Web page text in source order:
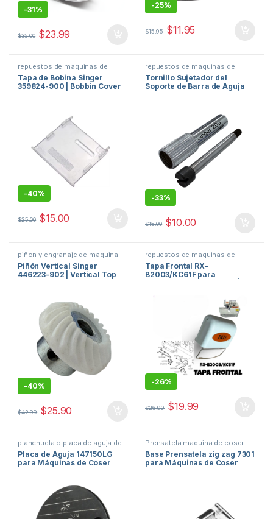
-31%
$35.00 $23.99
-25%
$15.95 $11.95
repuestos de maquinas de
coser ,Tapa de maquina de
coser
Tapa de Bobina Singer
359824-900 | Bobbin Cover
-40%
$25.00 $15.00
repuestos de maquinas de
coser,Tornillos de Maquinas De
Coser
Tornillo Sujetador del
Soporte de Barra de Aguja
-33%
$15.00 $10.00
piñon y engranaje de maquina
de coser repuestos de
maquinas de coser
Piñón Vertical Singer
446223-902 | Vertical Top
-40%
$42.99 $25.90
repuestos de maquinas de
coser ,Tapa de maquina de
coser
Tapa Frontal RX-
B2003/KC61F para
-26%
$26.99 $19.99
planchuela o placa de aguja de
maquina de coser, repuestos de
maquinas de coser
Placa de Aguja 147150LG
para Máquinas de Coser
Prensatela maquina de coser
PRESS FOOT ,repuestos de
maquinas de coser
Base Prensatela zig zag 7301
para Máquinas de Coser